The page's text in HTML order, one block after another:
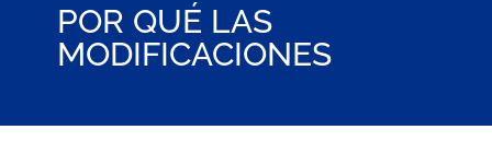
POR QUÉ LAS
MODIFICACIONES